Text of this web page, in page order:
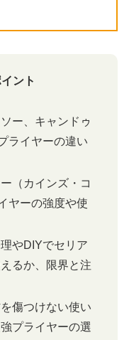
ント
ー、キャンドゥ
ライヤーの違い
（カインズ・コ
ヤーの強度や使
やDIYでセリア
るか、限界と注
傷つけない使い
プライヤーの選